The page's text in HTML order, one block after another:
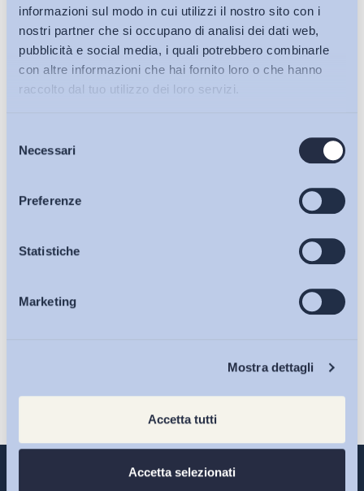
informazioni sul modo in cui utilizzi il nostro sito con i
nostri partner che si occupano di analisi dei dati web,
pubblicità e social media, i quali potrebbero combinarle
con altre informazioni che hai fornito loro o che hanno
raccolto dal tuo utilizzo dei loro servizi.
delNecessari
Preferenze
Statistiche
Marketing
Mostra dettagli
Accetta tutti
Accetta selezionati
Bollettini ADAPT
Articoli
Osservatori
Eventi
sulla pagina della